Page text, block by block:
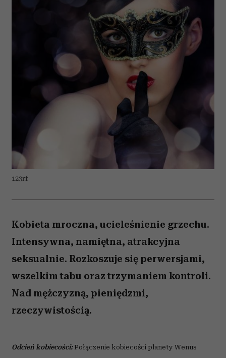
123rf
Kobieta mroczna, ucieleśnienie grzechu.
Intensywna, namiętna, atrakcyjna
seksualnie. Rozkoszuje się perwersjami,
wszelkim tabu oraz trzymaniem kontroli.
Nad mężczyzną, pieniędzmi,
rzeczywistością.
Odcień kobiecości:Połączenie kobiecości planety Wenus